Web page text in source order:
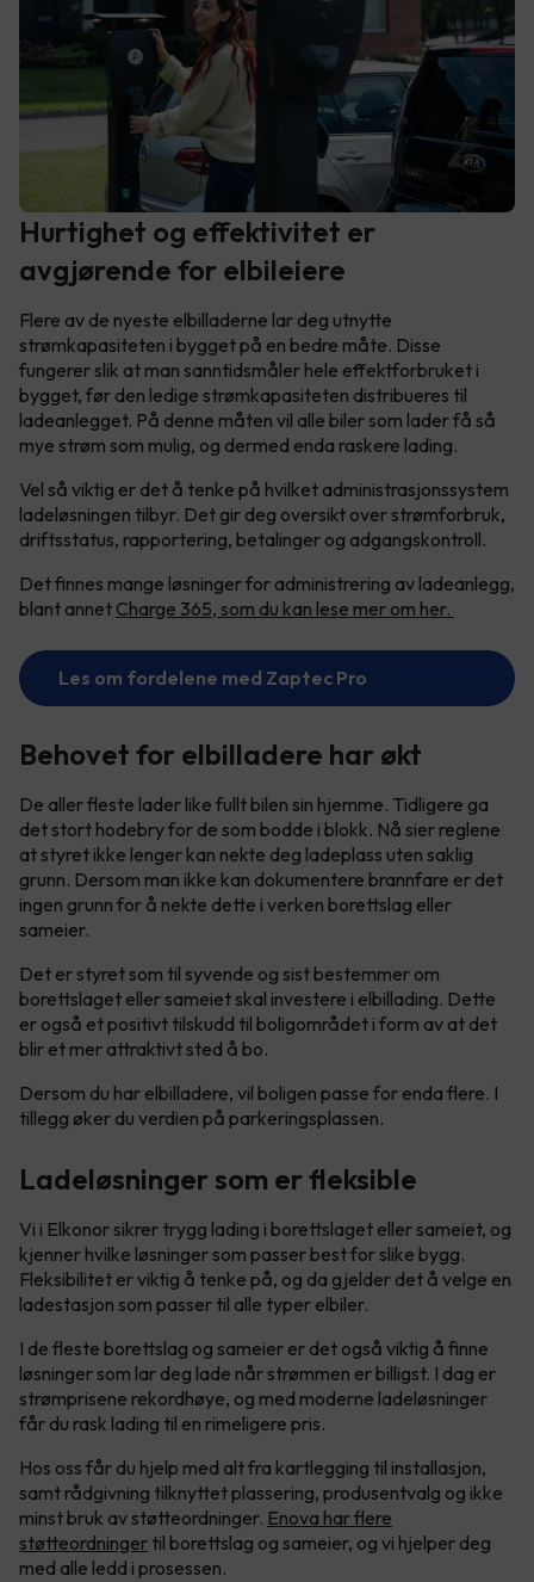
Hurtighet og effektivitet er
avgjørende for elbileiere
Flere av de nyeste elbilladerne lar deg utnytte
strømkapasiteten i bygget på en bedre måte. Disse
fungerer slik at man sanntidsmåler hele effektforbruket i
bygget, før den ledige strømkapasiteten distribueres til
ladeanlegget. På denne måten vil alle biler som lader få så
mye strøm som mulig, og dermed enda raskere lading.
Vel så viktig er det å tenke på hvilket administrasjonssystem
ladeløsningen tilbyr. Det gir deg oversikt over strømforbruk,
driftsstatus, rapportering, betalinger og adgangskontroll.
Det finnes mange løsninger for administrering av ladeanlegg,
blant annet Charge 365, som du kan lese mer om her.
Les om fordelene med Zaptec Pro
Behovet for elbilladere har økt
De aller fleste lader like fullt bilen sin hjemme. Tidligere ga
det stort hodebry for de som bodde i blokk. Nå sier reglene
at styret ikke lenger kan nekte deg ladeplass uten saklig
grunn. Dersom man ikke kan dokumentere brannfare er det
ingen grunn for å nekte dette i verken borettslag eller
sameier.
Det er styret som til syvende og sist bestemmer om
borettslaget eller sameiet skal investere i elbillading. Dette
er også et positivt tilskudd til boligområdet i form av at det
blir et mer attraktivt sted å bo.
Dersom du har elbilladere, vil boligen passe for enda flere. I
tillegg øker du verdien på parkeringsplassen.
Ladeløsninger som er fleksible
Vi i Elkonor sikrer trygg lading i borettslaget eller sameiet, og
kjenner hvilke løsninger som passer best for slike bygg.
Fleksibilitet er viktig å tenke på, og da gjelder det å velge en
ladestasjon som passer til alle typer elbiler.
I de fleste borettslag og sameier er det også viktig å finne
løsninger som lar deg lade når strømmen er billigst. I dag er
strømprisene rekordhøye, og med moderne ladeløsninger
får du rask lading til en rimeligere pris.
Hos oss får du hjelp med alt fra kartlegging til installasjon,
samt rådgivning tilknyttet plassering, produsentvalg og ikke
minst bruk av støtteordninger. Enova har flere
støtteordninger til borettslag og sameier, og vi hjelper deg
med alle ledd i prosessen.